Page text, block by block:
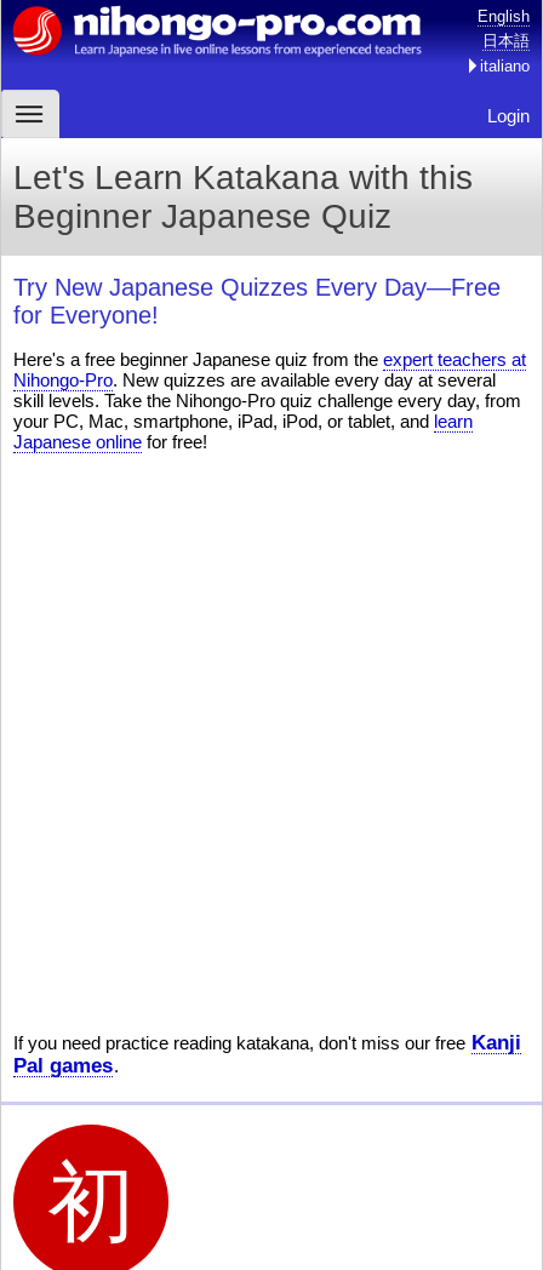
English
日本語
italiano
Login
Let's Learn Katakana with this
Beginner Japanese Quiz
Try New Japanese Quizzes Every Day—Free
for Everyone!
Here's a free beginner Japanese quiz from the expert teachers at
Nihongo-Pro. New quizzes are available every day at several
skill levels. Take the Nihongo-Pro quiz challenge every day, from
your PC, Mac, smartphone, iPad, iPod, or tablet, and learn
Japanese online for free!
If you need practice reading katakana, don't miss our free Kanji
Pal games.